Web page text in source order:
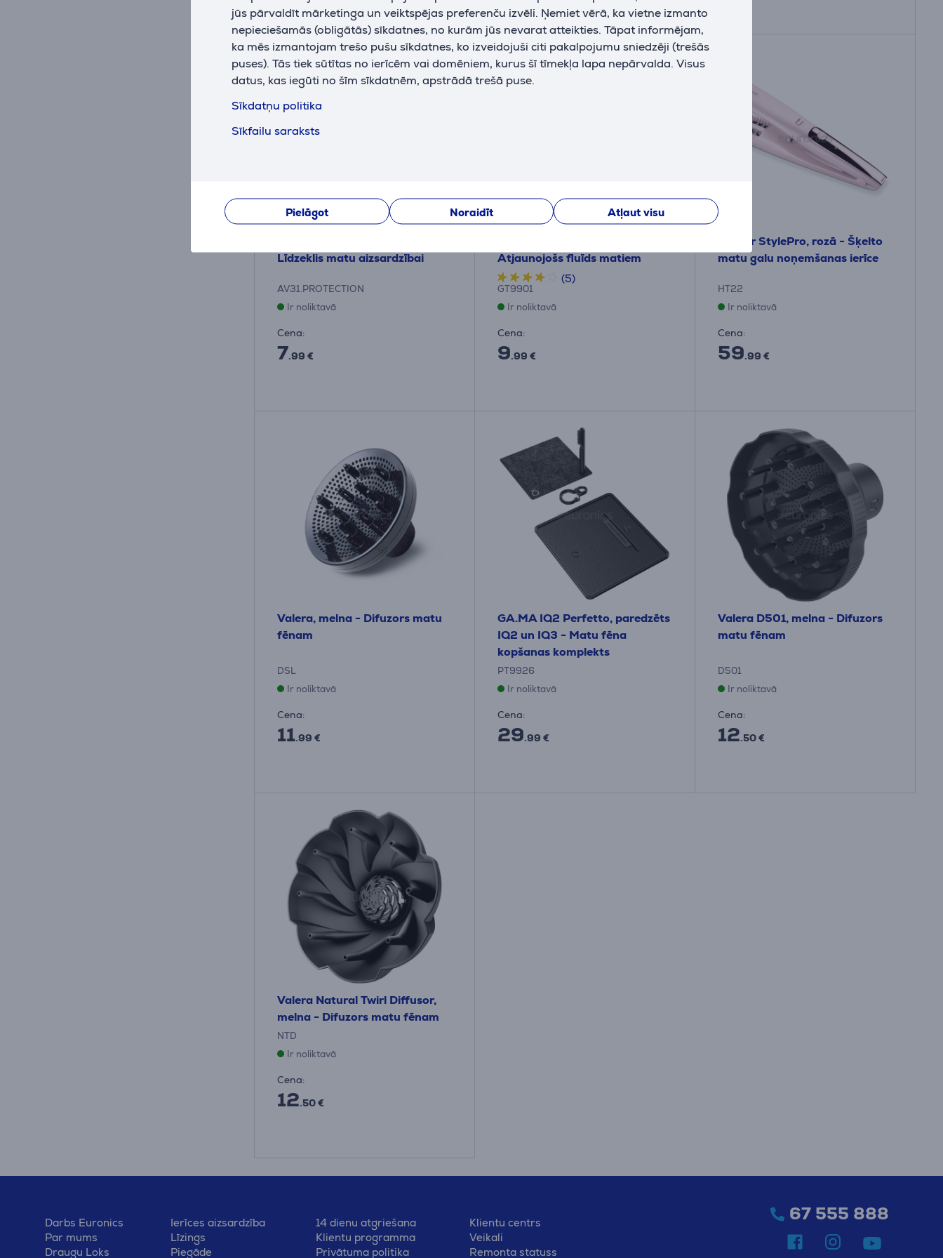
jūs pārvaldīt mārketinga un veiktspējas preferenču izvēli. Ņemiet vērā, ka vietne izmanto
nepieciešamās (obligātās) sīkdatnes, no kurām jūs nevarat atteikties. Tāpat informējam,
ka mēs izmantojam trešo pušu sīkdatnes, ko izveidojuši citi pakalpojumu sniedzēji (trešās
puses). Tās tiek sūtītas no ierīcēm vai domēniem, kurus šī tīmekļa lapa nepārvalda. Visus
datus, kas iegūti no šīm sīkdatnēm, apstrādā trešā puse.
Sīkdatņu politika
Sīkfailu saraksts
Pielāgot Noraidīt Atļaut visu
Līdzeklis matu aizsardzībai
AV31.PROTECTION
Ir noliktavā
Cena:
7.99 €
Atjaunojošs fluīds matiem
(5)
GT9901
Ir noliktavā
Cena:
9.99 €
Beurer StylePro, rozā - Šķelto
matu galu noņemšanas ierīce
HT22
Ir noliktavā
Cena:
59.99 €
Valera, melna - Difuzors matu
fēnam
DSL
Ir noliktavā
Cena:
11.99 €
GA.MA IQ2 Perfetto, paredzēts
IQ2 un IQ3 - Matu fēna
kopšanas komplekts
PT9926
Ir noliktavā
Cena:
29.99 €
Valera D501, melna - Difuzors
matu fēnam
D501
Ir noliktavā
Cena:
12.50 €
Valera Natural Twirl Diffusor,
melna - Difuzors matu fēnam
NTD
Ir noliktavā
Cena:
12.50 €
Darbs Euronics
Par mums
Draugu Loks
Ierīces aizsardzība
Līzings
Piegāde
14 dienu atgriešana
Klientu programma
Privātuma politika
Klientu centrs
Veikali
Remonta statuss
67 555 888